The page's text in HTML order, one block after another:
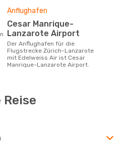
Anflughafen
Cesar Manrique-
Lanzarote Airport
Der Anflughafen für die
Flugstrecke Zürich-Lanzarote
mit Edelweiss Air ist Cesar
Manrique-Lanzarote Airport.
Reise